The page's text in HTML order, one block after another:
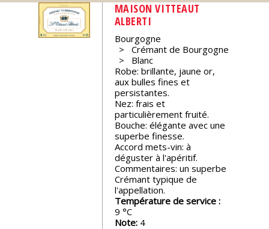
Nos
événements
MAISON VITTEAUT
ALBERTI
Bourgogne
Crémant de Bourgogne
Blanc
Robe: brillante, jaune or,
aux bulles fines et
persistantes.
Nez: frais et
particulièrement fruité.
Bouche: élégante avec une
superbe finesse.
Accord mets-vin: à
déguster à l'apéritif.
Commentaires: un superbe
Crémant typique de
l'appellation.
Température de service :
9
Note: 4